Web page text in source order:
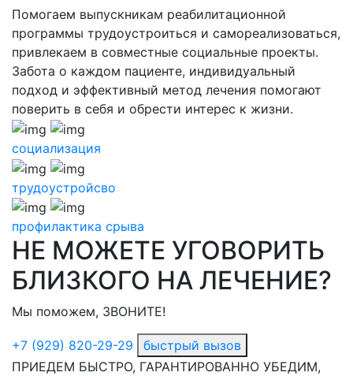
Помогаем выпускникам реабилитационной
программы трудоустроиться и самореализоваться,
привлекаем в совместные социальные проекты.
Забота о каждом пациенте, индивидуальный
подход и эффективный метод лечения помогают
поверить в себя и обрести интерес к жизни.
социализация
трудоустройсво
профилактика срыва
НЕ МОЖЕТЕ УГОВОРИТЬ
БЛИЗКОГО НА ЛЕЧЕНИЕ?
Мы поможем, ЗВОНИТЕ!
+7 (929) 820-29-29
быстрый вызов
ПРИЕДЕМ БЫСТРО, ГАРАНТИРОВАННО УБЕДИМ,